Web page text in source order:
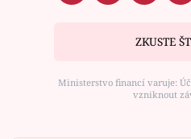
ZKUSTE
Ministerstvo financí varuje:
vzniknout